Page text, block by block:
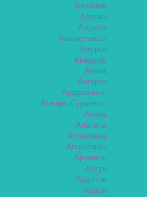
Алзамай
Алупка
Алушта
Альметьевск
Амурск
Анадырь
Анапа
Ангарск
Андреаполь
Анжеро-Судженск
Анива
Апатиты
Апрелевка
Апшеронск
Арамиль
Аргун
Ардатов
Ардон